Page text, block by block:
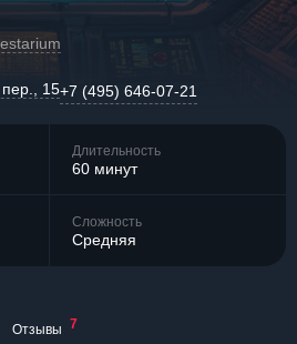
пер., 15+7 (495) 646-07-21
Длительность
60 минут
Сложность
Средняя
Отзывы 7